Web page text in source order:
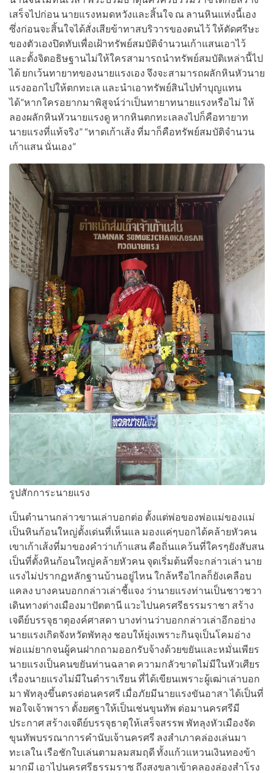
เสร็จไปก่อน​ นายแรงหมดหวัง​และสิ้นใจ​ ณ​ ลานหินแห่งนี้เอง​
ซึ่ง​ก่อน​จะสิ้นใจ​ได้สั่งเสีย​ข้าทาสบริวาร​ของตนไว้​ ให้​ตัดศรีษะ​
ของตัวเองปิดทับเพื่อ​เฝ้าทรัพย์​สมบัติ​จำนวนเก้าแสนเอาไว้​
และ​ตั้ง​จิต​อธิษฐาน​ไม่ให้ใครสามารถ​นำทรัพย์​สมบัติ​เหล่านี้​ไป
ได้​ ยกเว้น​ทายาทของนายแรงเอง​ จึง​จะสามารถ​ผลักหิน​หัวนาย
แรงออกไปให้​ตกทะเล​ และนำเอาทรัพย์สิน​ไปทำบุญ​แทน
ได้”หากใครอยาก​มาพิสูจน์​ว่าเป็น​ทายาทนายแรงหรือไม่​ ให้​
ลองผลักหินหัวนายแรงดู​ หากหินตกทะเลลงไปก็คือ​ทายาท
นายแรงที่แท้จริง” “หาดเก้าเส้ง​ ที่มาก็คือทรัพย์​สมบัติ​จำนวน
เก้าแสน​ นั่นเอง”
รูปสักการะนายแรง
เป็นตำนานกล่าวขานเล่าบอกต่อ ตั้งแต่พ่อของพ่อแม่ของแม่
เป็นหินก้อนใหญ่ตั้งเด่นที่เห็นแล มองแค่ๆบอกได้คล้ายหัวคน
เขาเก้าเส้งที่มาของคำว่าเก้าแสน คือถิ่นแคว้นที่ใครๆยังสับสน
เป็นที่ตั้งหินก้อนใหญ่คล้ายหัวคน จุดเริ่มต้นที่จะกล่าวเล่า นาย
แรงไม่ปรากฏหลักฐานบ้านอยู่ไหน ใกล้หรือไกลก็ยังเคลือบ
แคลง บางคนบอกกล่าวเล่าชี้แจง ว่านายแรงท่านเป็นชาวชวา
เดินทางต่างเมืองมาปัตตานี แวะไปนครศรีธรรมราชา สร้าง
เจดีย์บรรจุธาตุองค์ศาสดา บางท่านว่าบอกกล่าวเล่าอีกอย่าง
นายแรงเกิดจังหวัดพัทลุง ชอบให้ยุ่งเพราะกินจุเป็นโคมอ่าง
พ่อแม่ยากจนผู้คนฝากถามออกรับจ้างด้วยขยันและหมั่นเพียร
นายแรงเป็นคนขยันท่านฉลาด ความกลัวขาดไม่มีในหัวเศียร
เรื่องนายแรงไม่มีในตำราเรียน ที่ได้เขียนเพราะผู้เฒ่าเล่าบอก
มา พัทลุงขึ้นตรงต่อนครศรี เมื่อภัยมีนายแรงขันอาสา ได้เป็นที่
พอใจเจ้าพารา ตั้งยศฐาให้เป็นเช่นขุนทัพ ต่อมานครศรีมี
ประกาศ สร้างเจดีย์บรรจุธาตุให้เสร็จสรรพ พัทลุงหัวเมืองจัด
ขุนทัพบรรณาการคำนับเจ้านครศรี ลงสำเภาคล่องเล่นมา
ทะเลใน เรือชักใบเล่นตามลมสมฤดี ทั้งแก้วแหวนเงินทองข้า
มากมี เอาไปนครศรีธรรมราช ถึงสงขลาเข้าคลองล่องสำโรง